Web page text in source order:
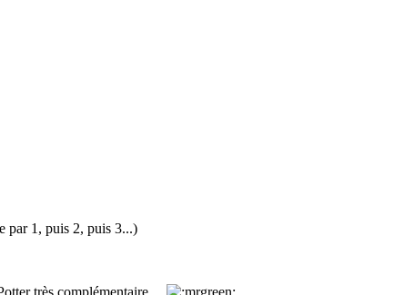
par 1, puis 2, puis 3...)
très complémentaire…